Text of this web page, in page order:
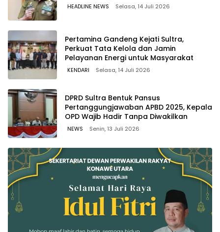
HEADLINE NEWS Selasa, 14 Juli 2026
Pertamina Gandeng Kejati Sultra,
Perkuat Tata Kelola dan Jamin
Pelayanan Energi untuk Masyarakat
KENDARI Selasa, 14 Juli 2026
DPRD Sultra Bentuk Pansus
Pertanggungjawaban APBD 2025, Kepala
OPD Wajib Hadir Tanpa Diwakilkan
NEWS Senin, 13 Juli 2026